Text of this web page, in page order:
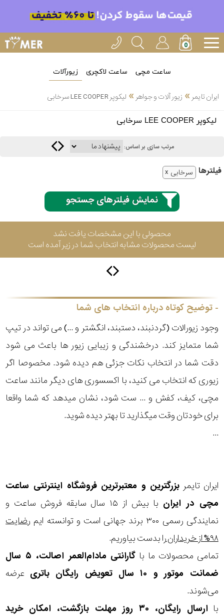
ساعت مچی ساعت لاکچری زیورآلات
ایران تایمر » زیور آلات و جواهر » لیکوپر LEE COOPER سرخابی
لیکوپر LEE COOPER سرخابی
مرتب سازی بر اساس:
فیلتر‌ها سرخابی
نمایش فیلترهای جستجو
محصولی با این مشخصات یافت نشد
لیست محصولات مشابه انتخاب شما در زیر آمده است
توضیح کوتاه درباره انتخاب های شما
وجود زیورالات (گردنبند، دستبند، انگشتر و ...) می تواند در تیپ
شما متمایز کند. درخشندگی و زیبایی زیور ها باعث می شود
دقت شما در انتخاب نکات جزئی هم دیده شود. مخصوصا اگر
زیوری که انتخاب می کنید، با اکسسوری های دیگر مانند ساعت
مچی، کیف، کفش و ... ست شود، نشان میدهد که شما واقعا
برای خودتان وقت میگذارید تا بهتر دیده شوید.
...
ایران تایمر بزرگترین و معتبرترین فروشگاه اینترنتی ساعت
مچی در ایران
با بیش از ۱۵ سال سابقه فروش ساعت و
نمایندگی رسمی ۳۰۰ برند جهانی است و توانسته ایم
رضایت
۹۸% از خریداران
را بدست بیاوریم.
تمامی محصولات ما با
گارانتی مادام‌العمر اصالت، ۵ سال
ضمانت موتور و ۱۰ سال تعویض رایگان باتری
عرضه
می‌شوند.
با
ارسال رایگان، ۳۰ روز مهلت بازگشت، امکان خرید
انتخاب
بین 3
3
اُمگا
برازوی
هویت
جویسا
بیشتر...
جنسیت
زیور
جنس
بکاررفته
شکل
ظاهری
مورد